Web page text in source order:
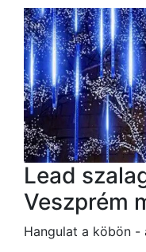
Lead
Veszprém
Hangulat a köbön -